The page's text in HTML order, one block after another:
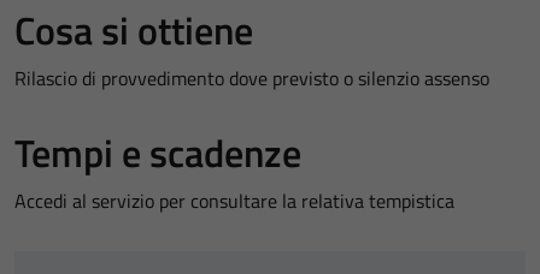
Cosa si ottiene
Rilascio di provvedimento dove previsto o silenzio assenso
Tempi e scadenze
Accedi al servizio per consultare la relativa tempistica